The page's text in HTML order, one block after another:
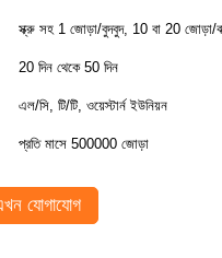
স্ক্রু সহ 1 জোড়া/বুদবুদ, 10 বা 20 জোড়া/
20 দিন থেকে 50 দিন
এল/সি, টি/টি, ওয়েস্টার্ন ইউনিয়ন
প্রতি মাসে 500000 জোড়া
যোগাযোগ